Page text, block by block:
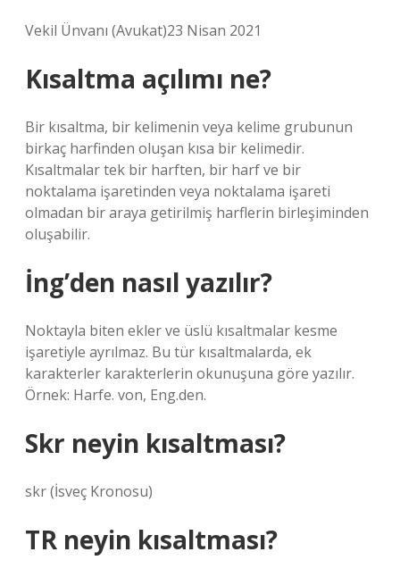
Vekil Ünvanı (Avukat)23 Nisan 2021
Kısaltma açılımı ne?
Bir kısaltma, bir kelimenin veya kelime grubunun
birkaç harfinden oluşan kısa bir kelimedir.
Kısaltmalar tek bir harften, bir harf ve bir
noktalama işaretinden veya noktalama işareti
olmadan bir araya getirilmiş harflerin birleşiminden
oluşabilir.
İng’den nasıl yazılır?
Noktayla biten ekler ve üslü kısaltmalar kesme
işaretiyle ayrılmaz. Bu tür kısaltmalarda, ek
karakterler karakterlerin okunuşuna göre yazılır.
Örnek: Harfe. von, Eng.den.
Skr neyin kısaltması?
skr (İsveç Kronosu)
TR neyin kısaltması?